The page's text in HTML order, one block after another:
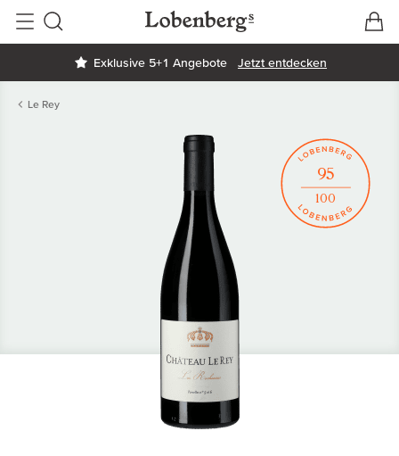
Exklusive 5+1 Angebote Jetzt entdecken
Suche
Le Rey
95
100